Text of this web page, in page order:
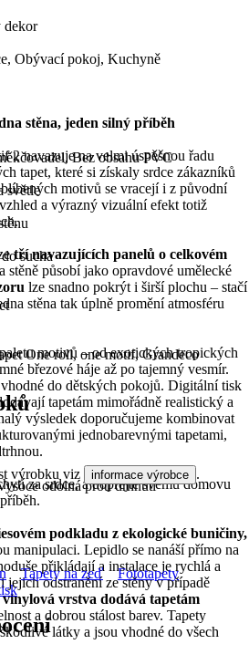
dekor
Obývací pokoj, Kuchyně
Bez obsahu PVC
světle
sucha
One roll, one motif, Grandeco
odolná proti drhnutí
stěna, jeden silný příběh
2 navazuje na velmi úspěšnou řadu
tapet, které si získaly srdce zákazníků
motivů se vracejí i z původní
a výrazný vizuální efekt totiž
tří navazujících panelů o celkovém
stěně působí jako opravdové umělecké
lze snadno pokrýt i širší plochu – stačí
stěna tak úplně promění atmosféru
motivů – od exotických tropických
březové háje až po tajemný vesmír.
do dětských pokojů. Digitální tisk
tapetám mimořádně realistický a
výsledek doporučujeme kombinovat
jednobarevnými tapetami,
za srdce, a dopřejte svému domovu
podkladu z ekologické buničiny,
manipulaci. Lepidlo se nanáší přímo na
přikládají a instalace je rychlá a
jejich odstranění ze stěny v případě
vinylová vrstva dodává tapetám
a dobrou stálost barev. Tapety
látky a jsou vhodné do všech
výrobku viz informace výrobce .
Tapety na zeď
Fototapety